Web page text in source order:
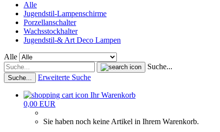
Alle
Jugendstil-Lampenschirme
Porzellanschalter
Wachsstockhalter
Jugendstil-& Art Deco Lampen
Alle
Suche...
Suche... Erweiterte Suche
Ihr Warenkorb
0,00 EUR
Sie haben noch keine Artikel in Ihrem Warenkorb.